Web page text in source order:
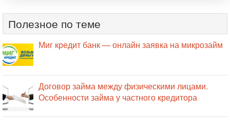
Полезное по теме
Миг кредит банк — онлайн заявка на микрозайм
Договор займа между физическими лицами.
Особенности займа у частного кредитора